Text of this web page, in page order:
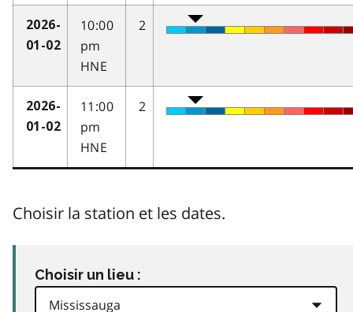
2026-
01-02
10:00
pm
HNE
2
2026-
01-02
11:00
pm
HNE
2
Choisir la station et les dates.
Choisir un lieu :